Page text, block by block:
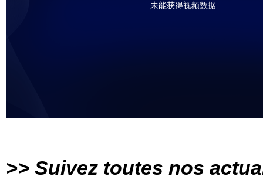
未能获得视频数据
>> Suivez toutes nos